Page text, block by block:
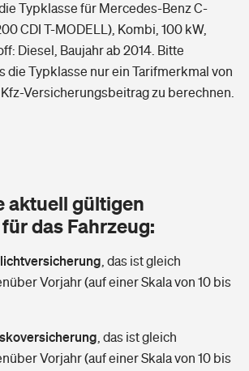
viel Geld bekomme ich im Alter?
Jetzt Versicherer finden
Typklasse für Mercedes-Benz C-
CDI T-MODELL), Kombi, 100 kW,
Diesel, Baujahr ab 2014. Bitte
die Typklasse nur ein Tarifmerkmal von
Versicherungsbeitrag zu berechnen.
aktuell gültigen
das Fahrzeug:
das ist gleich
Vorjahr (auf einer Skala von 10 bis
das ist gleich
Vorjahr (auf einer Skala von 10 bis